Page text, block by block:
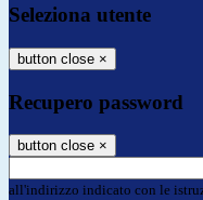
Seleziona utente
button close ×
Recupero password
button close ×
all'indirizzo indicato con le